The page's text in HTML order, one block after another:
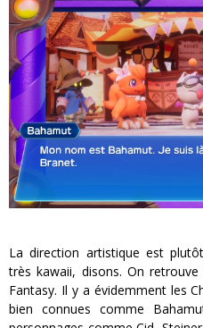
La direction artistique est
très kawaii, disons. On
Fantasy. Il y a évidemment les
bien connues comme